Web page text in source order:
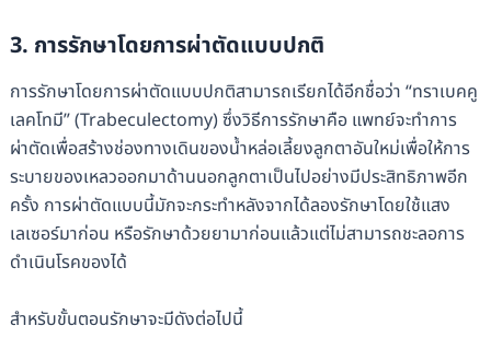
3. การรักษาโดยการผ่าตัดแบบปกติ
การรักษาโดยการผ่าตัดแบบปกติสามารถเรียกได้อีกชื่อว่า “ทราเบคคู
เลคโทมี” (Trabeculectomy) ซึ่งวิธีการรักษาคือ แพทย์จะทำการ
ผ่าตัดเพื่อสร้างช่องทางเดินของน้ำหล่อเลี้ยงลูกตาอันใหม่เพื่อให้การ
ระบายของเหลวออกมาด้านนอกลูกตาเป็นไปอย่างมีประสิทธิภาพอีก
ครั้ง การผ่าตัดแบบนี้มักจะกระทำหลังจากได้ลองรักษาโดยใช้แสง
เลเซอร์มาก่อน หรือรักษาด้วยยามาก่อนแล้วแต่ไม่สามารถชะลอการ
ดำเนินโรคของได้
สำหรับขั้นตอนรักษาจะมีดังต่อไปนี้